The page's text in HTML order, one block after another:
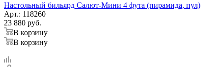
Настольный бильярд Салют-Мини 4 фута (пирамида, пул)
Арт.: 118260
23 880 руб.
В корзину
В корзину